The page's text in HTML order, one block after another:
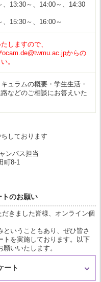
、13:30～、14:00～、14:30
、15:30～、16:00～
しますので、
からの
。
ュラムの概要・学生生活・
などのご相談にお答えいた
しております
ンパス担当
町8-1
のお願い
きました皆様、オンライン個
いうこともあり、ぜひ皆さ
トを実施しております。以下
いいたします。
ート